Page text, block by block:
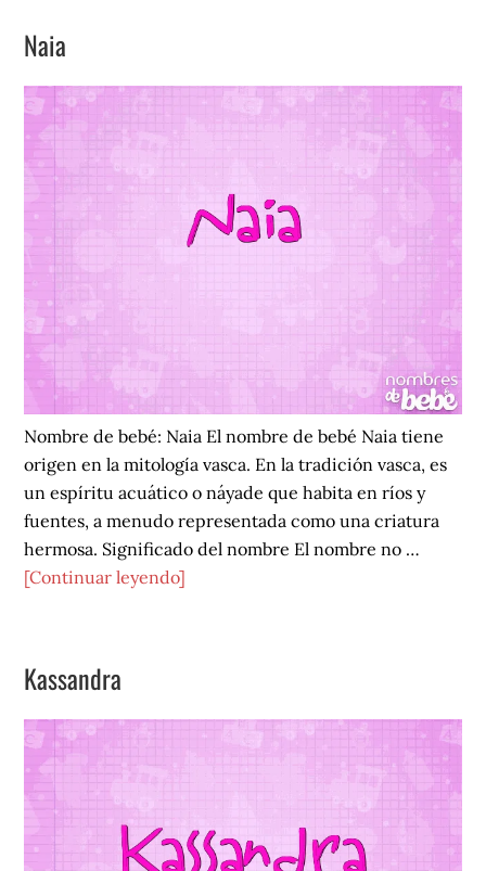
Naia
Nombre de bebé: Naia El nombre de bebé Naia tiene
origen en la mitología vasca. En la tradición vasca, es
un espíritu acuático o náyade que habita en ríos y
fuentes, a menudo representada como una criatura
hermosa. Significado del nombre El nombre no …
[Continuar leyendo]
Kassandra